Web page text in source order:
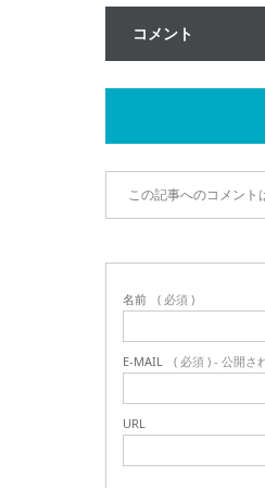
コメント
この記事へのコメント
名前 ( 必須 )
E-MAIL ( 必須 ) - 公開さ
URL